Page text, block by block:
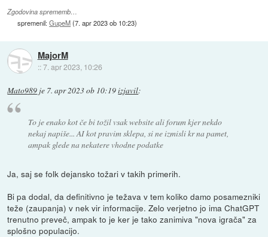
Zgodovina sprememb…
spremenil:GupeM(7. apr 2023 ob 10:23)
MajorM
::7. apr 2023, 10:26
Mato989 je 7. apr 2023 ob 10:19izjavil:
To je enako kot če bi tožil vsak website ali forum kjer nekdo
nekaj napiše... AI kot pravim sklepa, si ne izmisli kr na pamet,
ampak glede na nekatere vhodne podatke
Ja, saj se folk dejansko tožari v takih primerih.
Bi pa dodal, da definitivno je težava v tem koliko damo posamezniki
teže (zaupanja) v nek vir informacije. Zelo verjetno jo ima ChatGPT
trenutno preveč, ampak to je ker je tako zanimiva "nova igrača" za
splošno populacijo.